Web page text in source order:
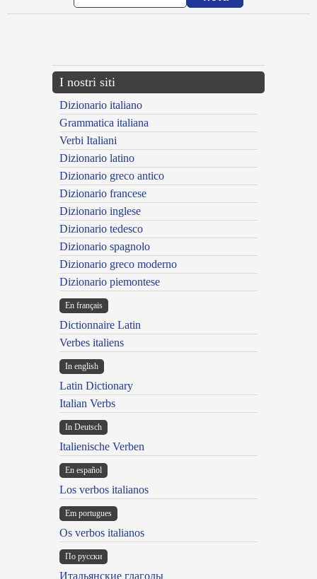
I nostri siti
Dizionario italiano
Grammatica italiana
Verbi Italiani
Dizionario latino
Dizionario greco antico
Dizionario francese
Dizionario inglese
Dizionario tedesco
Dizionario spagnolo
Dizionario greco moderno
Dizionario piemontese
En français
Dictionnaire Latin
Verbes italiens
In english
Latin Dictionary
Italian Verbs
In Deutsch
Italienische Verben
En español
Los verbos italianos
Em portugues
Os verbos italianos
По русски
Итальянские глаголы